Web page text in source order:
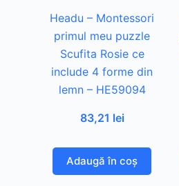
Headu – Montessori
primul meu puzzle
Scufita Rosie ce
include 4 forme din
lemn – HE59094
83,21 lei
Adaugă în coș